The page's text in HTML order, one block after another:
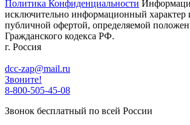
Политика Конфиденциальности
исключительно информационный характер
публичной офертой, определяемой
Гражданского кодекса РФ.
г. Россия
dcc-zap@mail.ru
Звоните!
8-800-505-45-08
Звонок бесплатный по всей России